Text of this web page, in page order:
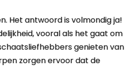
Het antwoord is volmondig ja!
vooral als het gaat om
genieten van
zorgen ervoor dat de